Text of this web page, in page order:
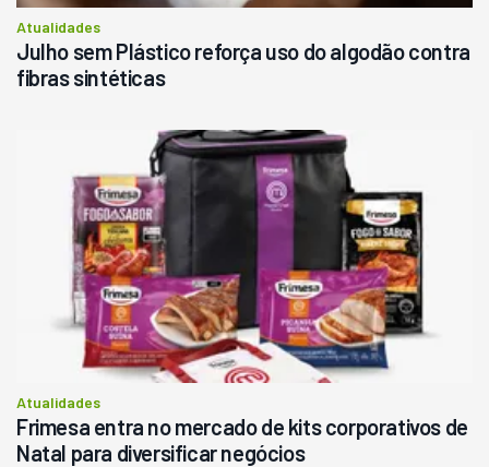
Atualidades
Julho sem Plástico reforça uso do algodão contra
fibras sintéticas
Atualidades
Frimesa entra no mercado de kits corporativos de
Natal para diversificar negócios